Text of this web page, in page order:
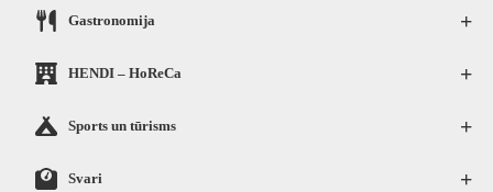
+
Gastronomija
+
HENDI – HoReCa
+
Sports un tūrisms
+
Svari